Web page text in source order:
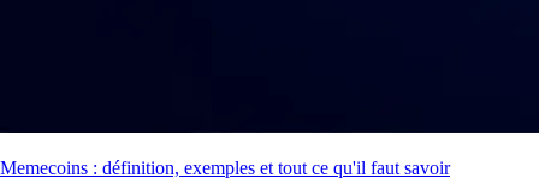
Memecoins : définition, exemples et tout ce qu'il faut savoir